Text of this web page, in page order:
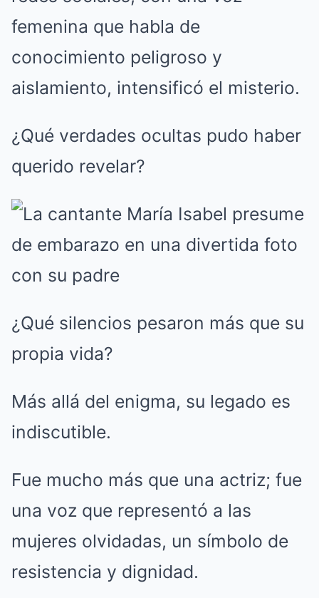
femenina que habla de
conocimiento peligroso y
aislamiento, intensificó el misterio.
¿Qué verdades ocultas pudo haber
querido revelar?
¿Qué silencios pesaron más que su
propia vida?
Más allá del enigma, su legado es
indiscutible.
Fue mucho más que una actriz; fue
una voz que representó a las
mujeres olvidadas, un símbolo de
resistencia y dignidad.